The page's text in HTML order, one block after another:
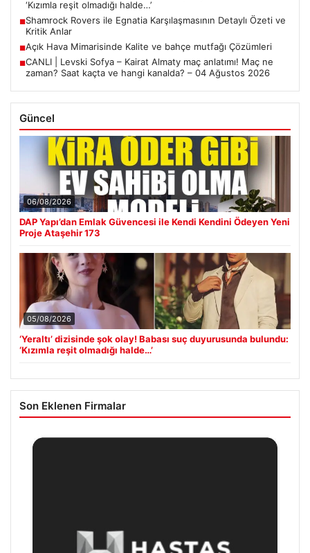
‘Kızımla reşit olmadığı halde…’
■Shamrock Rovers ile Egnatia Karşılaşmasının Detaylı Özeti ve
Kritik Anlar
■Açık Hava Mimarisinde Kalite ve bahçe mutfağı Çözümleri
■CANLI | Levski Sofya – Kairat Almaty maç anlatımı! Maç ne
zaman? Saat kaçta ve hangi kanalda? – 04 Ağustos 2026
Güncel
06/08/2026
DAP Yapı’dan Emlak Güvencesi ile Kendi Kendini Ödeyen Yeni
Proje Ataşehir 173
05/08/2026
‘Yeraltı’ dizisinde şok olay! Babası suç duyurusunda bulundu:
‘Kızımla reşit olmadığı halde…’
Son Eklenen Firmalar